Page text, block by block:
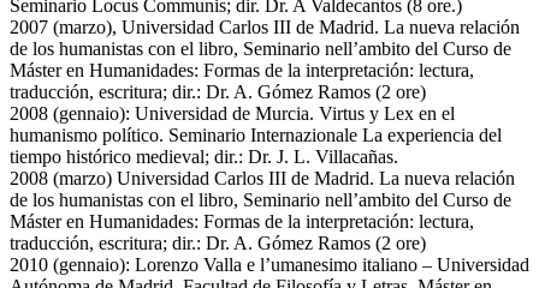
Seminario Locus Communis; dir. Dr. A Valdecantos (8 ore.)
2007 (marzo), Universidad Carlos III de Madrid. La nueva relación
de los humanistas con el libro, Seminario nell’ambito del Curso de
Máster en Humanidades: Formas de la interpretación: lectura,
traducción, escritura; dir.: Dr. A. Gómez Ramos (2 ore)
2008 (gennaio): Universidad de Murcia. Virtus y Lex en el
humanismo político. Seminario Internazionale La experiencia del
tiempo histórico medieval; dir.: Dr. J. L. Villacañas.
2008 (marzo) Universidad Carlos III de Madrid. La nueva relación
de los humanistas con el libro, Seminario nell’ambito del Curso de
Máster en Humanidades: Formas de la interpretación: lectura,
traducción, escritura; dir.: Dr. A. Gómez Ramos (2 ore)
2010 (gennaio): Lorenzo Valla e l’umanesimo italiano – Universidad